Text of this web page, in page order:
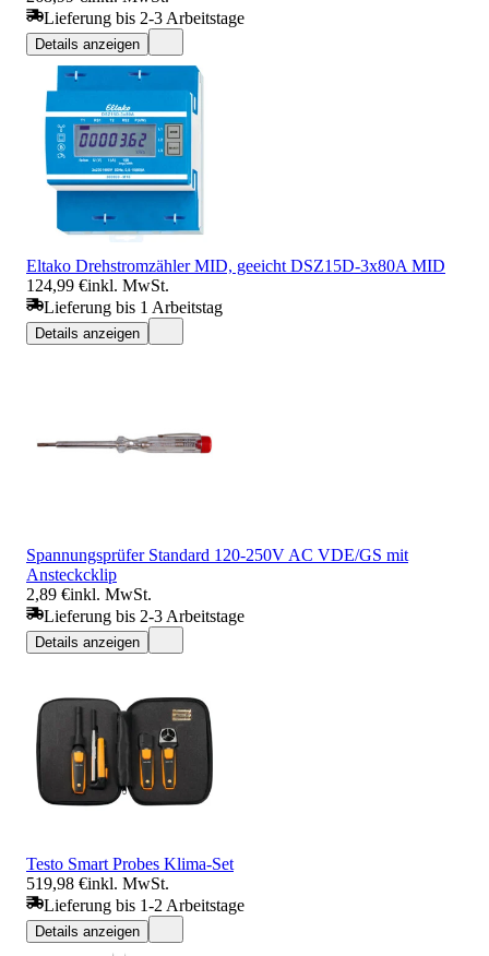
Lieferung bis 2-3 Arbeitstage
Details anzeigen
Eltako Drehstromzähler MID, geeicht DSZ15D-3x80A MID
124,99 €inkl. MwSt.
Lieferung bis 1 Arbeitstag
Details anzeigen
Spannungsprüfer Standard 120-250V AC VDE/GS mit
Ansteckcklip
2,89 €inkl. MwSt.
Lieferung bis 2-3 Arbeitstage
Details anzeigen
Testo Smart Probes Klima-Set
519,98 €inkl. MwSt.
Lieferung bis 1-2 Arbeitstage
Details anzeigen